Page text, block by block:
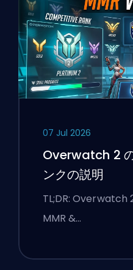
07 Jul 2026
Overwatch 2
ンクの説明
TL;DR: Overwatch
MMR &…